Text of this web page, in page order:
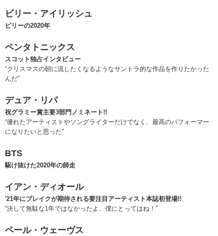
ビリー・アイリッシュ
ビリーの2020年
ペンタトニックス
スコット独占インタビュー
“クリスマスの朝に流したくなるようなサントラ的な作品を作りたかった
んだ”
デュア・リパ
祝グラミー賞主要3部門ノミネート!!
“優れたアーティストやソングライターだけでなく、最高のパフォーマー
になりたいと思った”
BTS
駆け抜けた2020年の師走
イアン・ディオール
'21年にブレイクが期待される要注目アーティスト本誌初登場!!
“決して無駄な1年ではなかったよ、僕にとってはね！”
ペール・ウェーヴス